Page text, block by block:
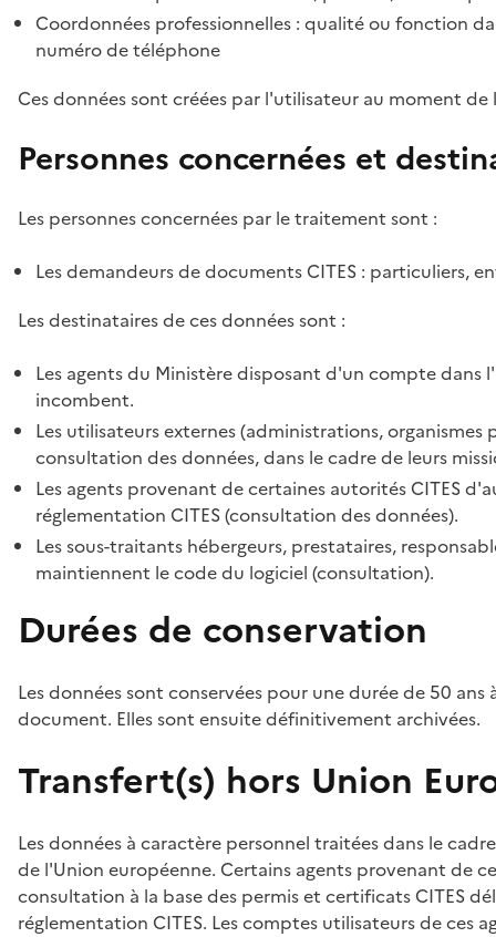
Coordonnées professionnelles : qualité ou fonction
numéro de téléphone
Ces données sont créées par l'utilisateur au moment
Personnes concernées et
Les personnes concernées par le traitement sont :
Les demandeurs de documents CITES : particuliers,
Les destinataires de ces données sont :
Les agents du Ministère disposant d'un compte
incombent.
Les utilisateurs externes (administrations,
consultation des données, dans le cadre de leurs
Les agents provenant de certaines autorités CITES
réglementation CITES (consultation des données).
Les sous-traitants hébergeurs, prestataires,
maintiennent le code du logiciel (consultation).
Durées de conservation
Les données sont conservées pour une durée de 50
document. Elles sont ensuite définitivement archivées.
Transfert(s) hors Union
Les données à caractère personnel traitées dans le
de l'Union européenne. Certains agents provenant de
consultation à la base des permis et certificats CITES
réglementation CITES. Les comptes utilisateurs de ces